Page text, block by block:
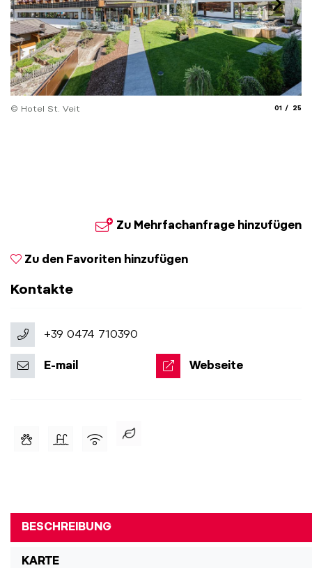
© Hotel St. Veit 01 25
Zu Mehrfachanfrage hinzufügen
Zu den Favoriten hinzufügen
Kontakte
+39 0474 710390
E-mail Webseite
BESCHREIBUNG
KARTE